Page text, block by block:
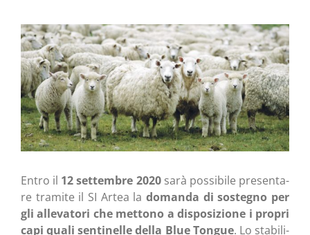
Ingrandisci
immagine
Entro il 12 set­tem­bre 2020sarà pos­si­bi­le pre­sen­ta­
re tra­mi­te il SI Artea la doman­da di soste­gno per
gli alle­va­to­ri che met­to­no a dispo­si­zio­ne i pro­pri
capi qua­li sen­ti­nel­le del­la Blue Ton­gue. Lo sta­bi­li­